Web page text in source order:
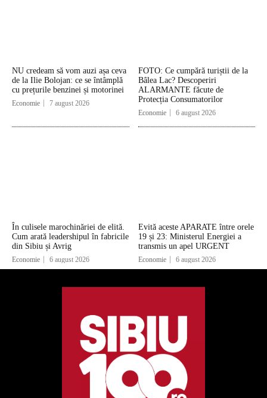
NU credeam să vom auzi așa ceva
de la Ilie Bolojan: ce se întâmplă
cu prețurile benzinei și motorinei
Economie 7 august 2026
FOTO: Ce cumpără turiștii de la
Bâlea Lac? Descoperiri
ALARMANTE făcute de
Protecția Consumatorilor
Economie 6 august 2026
În culisele marochinăriei de elită.
Cum arată leadershipul în fabricile
din Sibiu și Avrig
Economie 6 august 2026
Evită aceste APARATE între orele
19 și 23: Ministerul Energiei a
transmis un apel URGENT
Economie 6 august 2026